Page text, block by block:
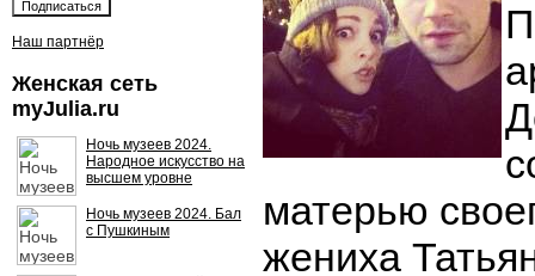
Наш партнёр
Женская сеть
myJulia.ru
Ночь музеев 2024.
Народное искусство на
высшем уровне
Ночь музеев 2024. Бал
с Пушкиным
матерью
жениха